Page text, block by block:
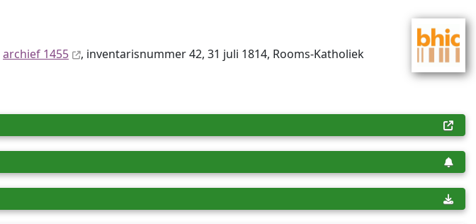
archief 1455
, inventaris­num­mer 42, 31 juli 1814, Rooms-Katholiek